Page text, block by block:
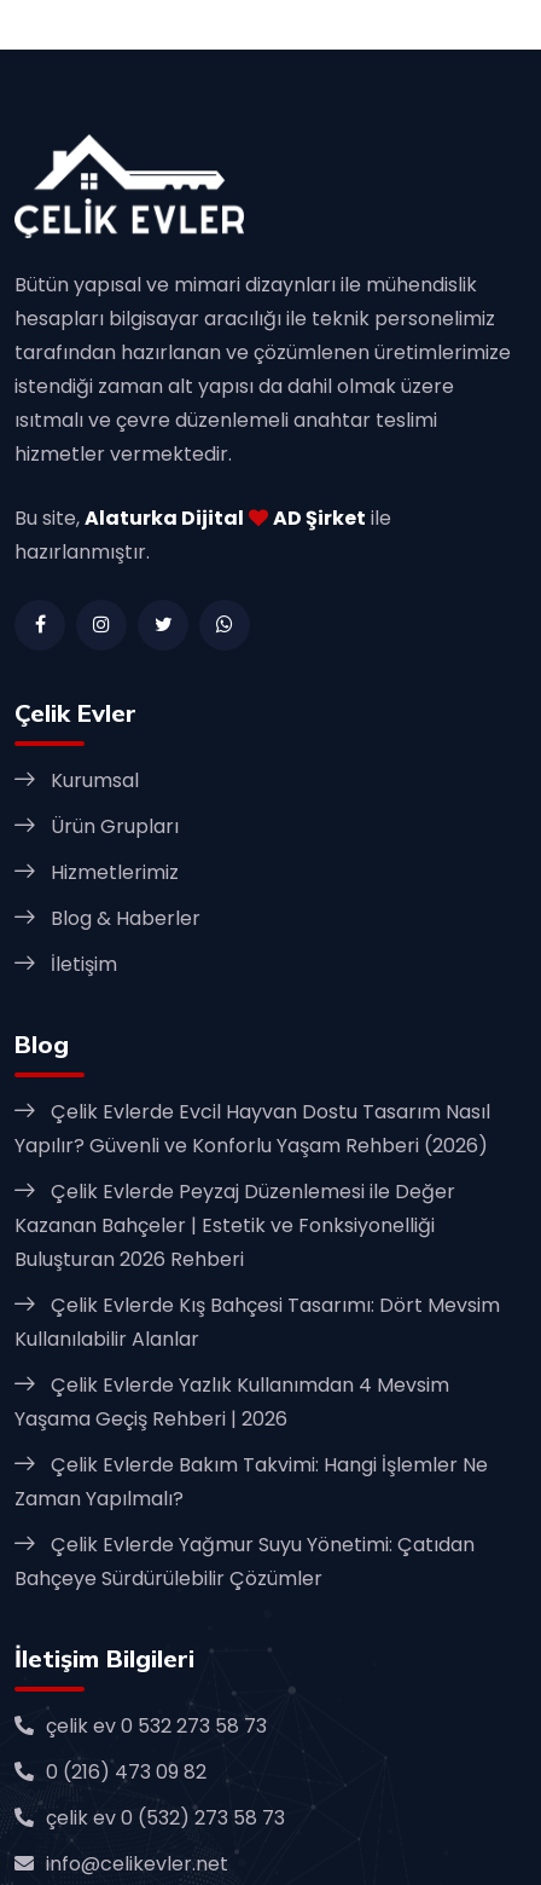
Bütün yapısal ve mimari dizaynları ile mühendislik
hesapları bilgisayar aracılığı ile teknik personelimiz
tarafından hazırlanan ve çözümlenen üretimlerimize
istendiği zaman alt yapısı da dahil olmak üzere
ısıtmalı ve çevre düzenlemeli anahtar teslimi
hizmetler vermektedir.
Bu site,Alaturka Dijital AD Şirket ile
hazırlanmıştır.
Çelik Evler
Kurumsal
Ürün Grupları
Hizmetlerimiz
Blog & Haberler
İletişim
Blog
Çelik Evlerde Evcil Hayvan Dostu Tasarım Nasıl
Yapılır? Güvenli ve Konforlu Yaşam Rehberi (2026)
Çelik Evlerde Peyzaj Düzenlemesi ile Değer
Kazanan Bahçeler | Estetik ve Fonksiyonelliği
Buluşturan 2026 Rehberi
Çelik Evlerde Kış Bahçesi Tasarımı: Dört Mevsim
Kullanılabilir Alanlar
Çelik Evlerde Yazlık Kullanımdan 4 Mevsim
Yaşama Geçiş Rehberi | 2026
Çelik Evlerde Bakım Takvimi: Hangi İşlemler Ne
Zaman Yapılmalı?
Çelik Evlerde Yağmur Suyu Yönetimi: Çatıdan
Bahçeye Sürdürülebilir Çözümler
İletişim Bilgileri
çelik ev 0 532 273 58 73
0 (216) 473 09 82
çelik ev 0 (532) 273 58 73
info@celikevler.net